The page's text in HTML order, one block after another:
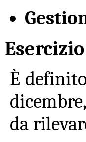
È
da